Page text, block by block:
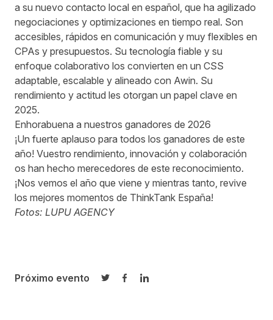
a su nuevo contacto local en español, que ha agilizado
negociaciones y optimizaciones en tiempo real. Son
accesibles, rápidos en comunicación y muy flexibles en
CPAs y presupuestos. Su tecnología fiable y su
enfoque colaborativo los convierten en un CSS
adaptable, escalable y alineado con Awin. Su
rendimiento y actitud les otorgan un papel clave en
2025.
Enhorabuena a nuestros ganadores de 2026
¡Un fuerte aplauso para todos los ganadores de este
año! Vuestro rendimiento, innovación y colaboración
os han hecho merecedores de este reconocimiento.
¡Nos vemos el año que viene y mientras tanto, revive
los mejores momentos de ThinkTank España!
Fotos: LUPU AGENCY
Próximo evento
Compartir en Twitter
Compartir en Facebook
Compartir en LinkedIn